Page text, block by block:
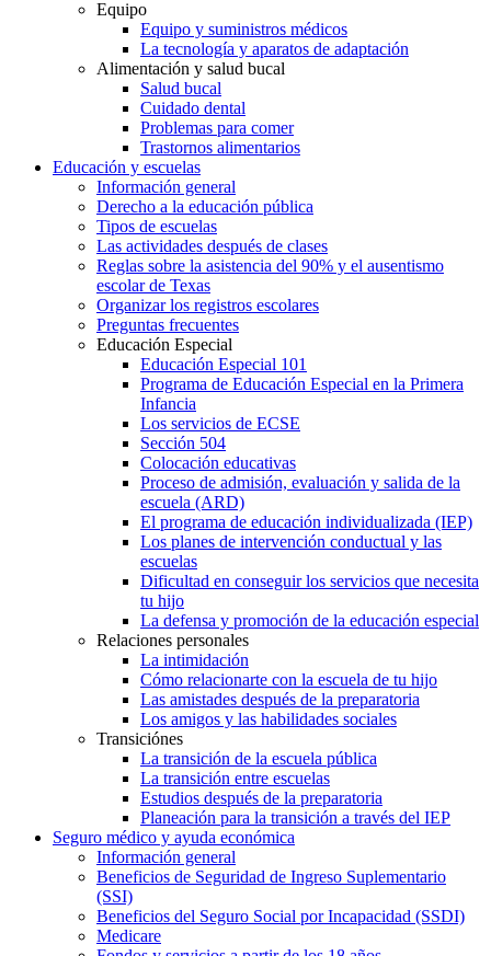
Equipo
Equipo y suministros médicos
La tecnología y aparatos de adaptación
Alimentación y salud bucal
Salud bucal
Cuidado dental
Problemas para comer
Trastornos alimentarios
Educación y escuelas
Información general
Derecho a la educación pública
Tipos de escuelas
Las actividades después de clases
Reglas sobre la asistencia del 90% y el ausentismo
escolar de Texas
Organizar los registros escolares
Preguntas frecuentes
Educación Especial
Educación Especial 101
Programa de Educación Especial en la Primera
Infancia
Los servicios de ECSE
Sección 504
Colocación educativas
Proceso de admisión, evaluación y salida de la
escuela (ARD)
El programa de educación individualizada (IEP)
Los planes de intervención conductual y las
escuelas
Dificultad en conseguir los servicios que necesita
tu hijo
La defensa y promoción de la educación especial
Relaciones personales
La intimidación
Cómo relacionarte con la escuela de tu hijo
Las amistades después de la preparatoria
Los amigos y las habilidades sociales
Transiciónes
La transición de la escuela pública
La transición entre escuelas
Estudios después de la preparatoria
Planeación para la transición a través del IEP
Seguro médico y ayuda económica
Información general
Beneficios de Seguridad de Ingreso Suplementario
(SSI)
Beneficios del Seguro Social por Incapacidad (SSDI)
Medicare